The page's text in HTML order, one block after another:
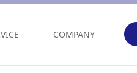
COMPANY